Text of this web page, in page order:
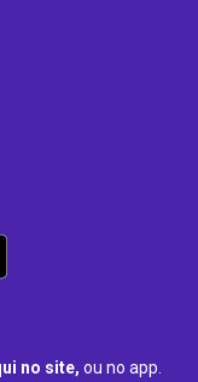
no site, ou no app.